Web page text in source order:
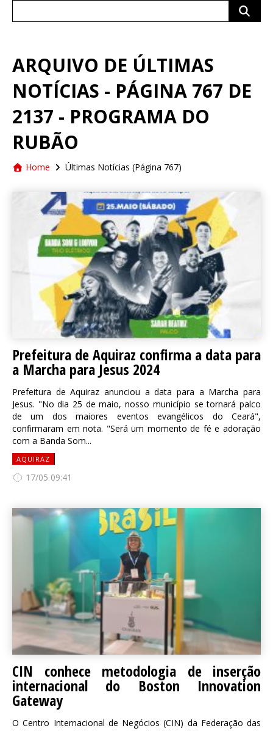
ARQUIVO DE ÚLTIMAS
NOTÍCIAS - PÁGINA 767 DE
2137 - PROGRAMA DO
RUBÃO
Home Últimas Notícias (Página 767)
Prefeitura de Aquiraz confirma a data para
a Marcha para Jesus 2024
Prefeitura de Aquiraz anunciou a data para a Marcha para
Jesus. "No dia 25 de maio, nosso município se tornará palco
de um dos maiores eventos evangélicos do Ceará",
confirmaram em nota. "Será um momento de fé e adoração
com a Banda Som...
AQUIRAZ
17/05 09:41
CIN conhece metodologia de inserção
internacional do Boston Innovation
Gateway
O Centro Internacional de Negócios (CIN) da Federação das